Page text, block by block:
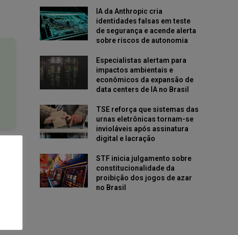
IA da Anthropic cria
identidades falsas em teste
de segurança e acende alerta
sobre riscos de autonomia
Especialistas alertam para
impactos ambientais e
econômicos da expansão de
data centers de IA no Brasil
TSE reforça que sistemas das
urnas eletrônicas tornam-se
invioláveis após assinatura
digital e lacração
STF inicia julgamento sobre
constitucionalidade da
proibição dos jogos de azar
no Brasil